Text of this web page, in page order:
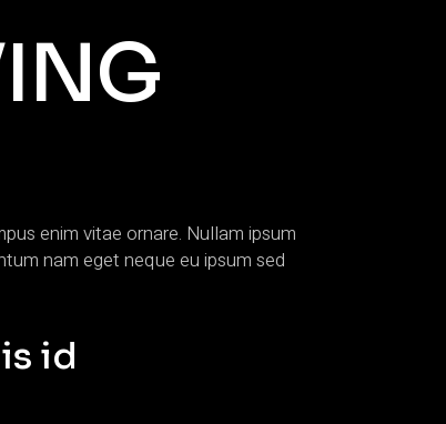
enim vitae ornare. Nullam ipsum
nam eget neque eu ipsum sed
id